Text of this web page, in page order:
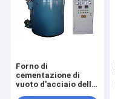
Forno di
cementazione di
vuoto d'acciaio dello